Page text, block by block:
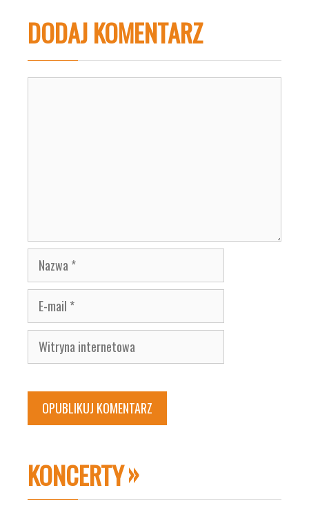
DODAJ KOMENTARZ
Nazwa
E-
mail
Witryna
internetowa
KONCERTY